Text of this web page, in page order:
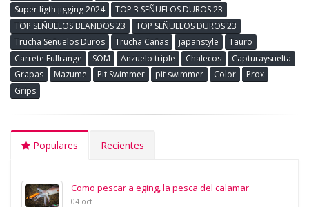
Super ligth jigging 2024
TOP 3 SEÑUELOS DUROS 23
TOP SEÑUELOS BLANDOS 23
TOP SEÑUELOS DUROS 23
Trucha Señuelos Duros
Trucha Cañas japanstyle
Tauro
Carrete Fullrange
SOM Anzuelo triple Chalecos
Capturaysuelta
Grapas
Mazume Pit Swimmer pit swimmer Color
Prox
Grips
Populares Recientes
Como pescar a eging, la pesca del calamar
04 oct